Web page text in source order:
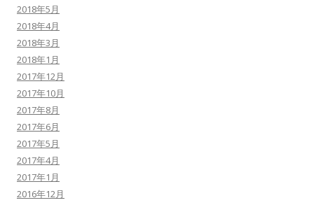
2018年5月
2018年4月
2018年3月
2018年1月
2017年12月
2017年10月
2017年8月
2017年6月
2017年5月
2017年4月
2017年1月
2016年12月